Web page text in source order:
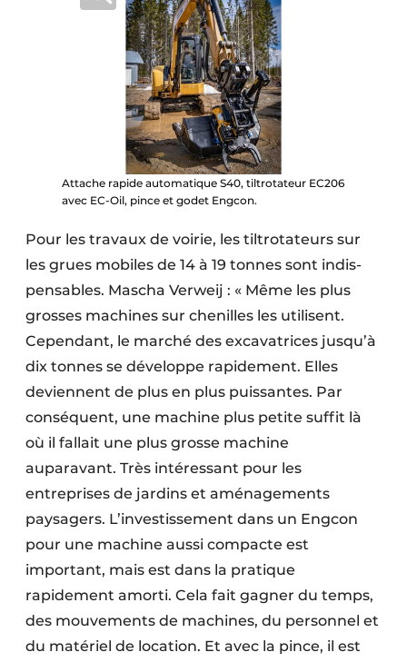
Attache rapide automatique S40, tiltrotateur EC206
avec EC-Oil, pince et godet Engcon.
Pour les travaux de voirie, les tiltrotateurs sur
les grues mobiles de 14 à 19 tonnes sont indis­
pensables. Mascha Verweij : « Même les plus
grosses machines sur chenilles les utilisent.
Cependant, le marché des excavatrices jusqu’à
dix tonnes se développe rapidement. Elles
deviennent de plus en plus puissantes. Par
conséquent, une machine plus petite suffit là
où il fallait une plus grosse machine
auparavant. Très intéressant pour les
entreprises de jardins et aménagements
paysagers. L’investissement dans un Engcon
pour une machine aussi compacte est
important, mais est dans la pratique
rapidement amorti. Cela fait gagner du temps,
des mouvements de machines, du personnel et
du matériel de location. Et avec la pince, il est